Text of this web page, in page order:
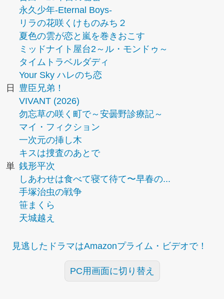
永久少年-Eternal Boys-
リラの花咲くけものみち２
夏色の雲が恋と嵐を巻きおこす
ミッドナイト屋台2～ル・モンドゥ～
タイムトラベルダディ
Your Sky ハレのち恋
日
豊臣兄弟！
VIVANT (2026)
勿忘草の咲く町で～安曇野診療記～
マイ・フィクション
一次元の挿し木
キスは捜査のあとで
単 銭形平次
しあわせは食べて寝て待て〜早春の...
手塚治虫の戦争
笹まくら
天城越え
見逃したドラマはAmazonプライム・ビデオで！
PC用画面に切り替え